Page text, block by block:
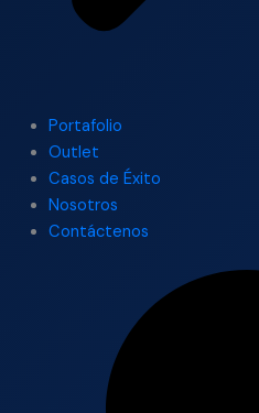
Portafolio
Outlet
Casos de Éxito
Nosotros
Contáctenos